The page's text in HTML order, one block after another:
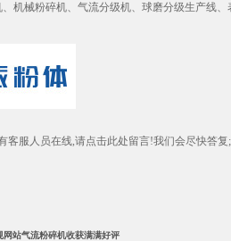
机械粉碎机、气流分级机、球磨分级生产线
站气流粉碎机收获满满好评